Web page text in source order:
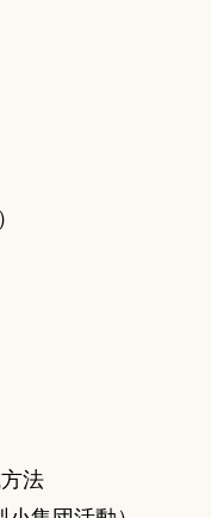
法